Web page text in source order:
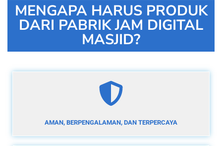
MENGAPA HARUS PRODUK
DARI PABRIK JAM DIGITAL
MASJID?
AMAN, BERPENGALAMAN, DAN TERPERCAYA